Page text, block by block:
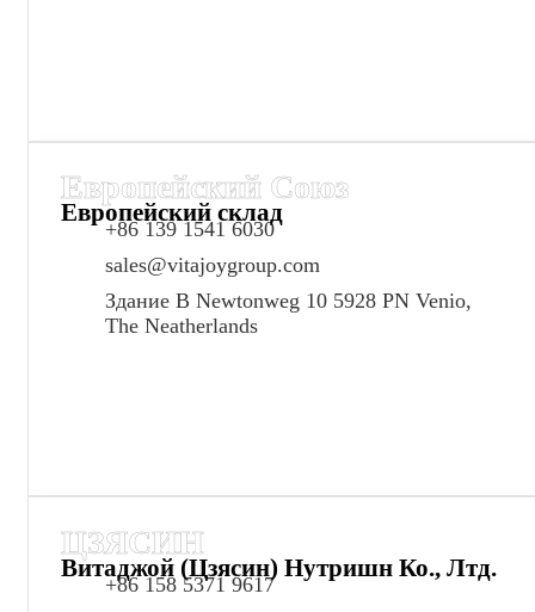
Европейский склад
Европейский Союз
+86 139 1541 6030
sales@vitajoygroup.com
Здание B Newtonweg 10 5928 PN Venio,
The Neatherlands
Витаджой (Цзясин) Нутришн Ко., Лтд.
ЦЗЯСИН
+86 158 5371 9617